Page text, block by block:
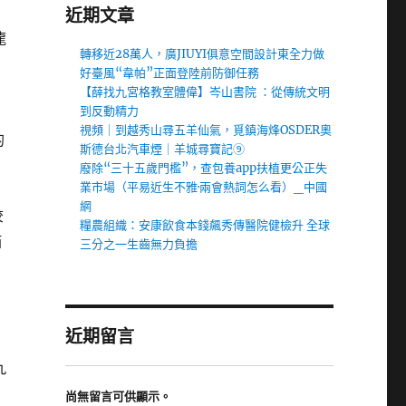
近期文章
轉移近28萬人，廣JIUYI俱意空間設計東全力做
好臺風“韋帕”正面登陸前防御任務
【薛找九宮格教室體偉】岑山書院 ：從傳統文明
到反動精力
視頻｜到越秀山尋五羊仙氣，覓鎮海烽OSDER奧
斯德台北汽車煙｜羊城尋寶記⑨
廢除“三十五歲門檻”，查包養app扶植更公正失
業市場（平易近生不雅·兩會熱詞怎么看）_中國
網
糧農組織：安康飲食本錢飆秀傳醫院健檢升 全球
三分之一生齒無力負擔
近期留言
尚無留言可供顯示。